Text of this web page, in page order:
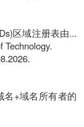
区域注册表由...
Technology.
名+域名所有者的